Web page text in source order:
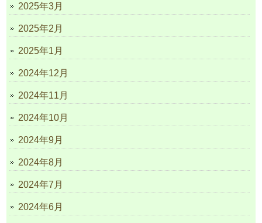
2025年3月
2025年2月
2025年1月
2024年12月
2024年11月
2024年10月
2024年9月
2024年8月
2024年7月
2024年6月